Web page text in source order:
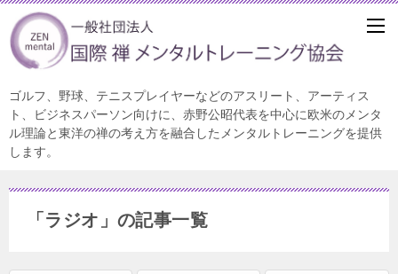
ゴルフ、野球、テニスプレイヤーなどのアスリート、アーティス
ト、ビジネスパーソン向けに、赤野公昭代表を中心に欧米のメンタ
ル理論と東洋の禅の考え方を融合したメンタルトレーニングを提供
します。
「ラジオ」の記事一覧